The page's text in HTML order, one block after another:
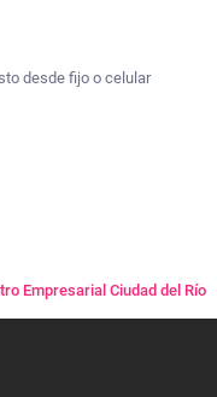
desde fijo o celular
Empresarial Ciudad del Río